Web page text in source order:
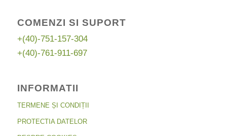
COMENZI SI SUPORT
+(40)-751-157-304
+(40)-761-911-697
INFORMATII
TERMENE ȘI CONDIȚII
PROTECTIA DATELOR